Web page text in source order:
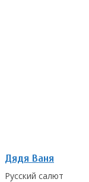
Дядя Ваня
Русский салют